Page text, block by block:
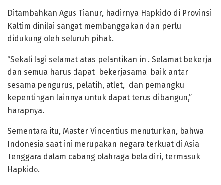
Ditambahkan Agus Tianur, hadirnya Hapkido di Provinsi
Kaltim dinilai sangat membanggakan dan perlu
didukung oleh seluruh pihak.
“Sekali lagi selamat atas pelantikan ini. Selamat bekerja
dan semua harus dapat bekerjasama baik antar
sesama pengurus, pelatih, atlet, dan pemangku
kepentingan lainnya untuk dapat terus dibangun,”
harapnya.
Sementara itu, Master Vincentius menuturkan, bahwa
Indonesia saat ini merupakan negara terkuat di Asia
Tenggara dalam cabang olahraga bela diri, termasuk
Hapkido.